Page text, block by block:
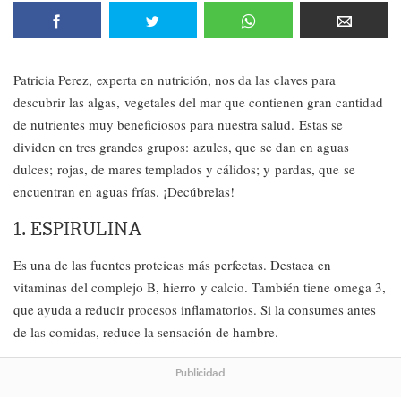
Patricia Perez, experta en nutrición, nos da las claves para
descubrir las algas, vegetales del mar que contienen gran cantidad
de nutrientes muy beneficiosos para nuestra salud. Estas se
dividen en tres grandes grupos: azules, que se dan en aguas
dulces; rojas, de mares templados y cálidos; y pardas, que se
encuentran en aguas frías. ¡Decúbrelas!
1. ESPIRULINA
Es una de las fuentes proteicas más perfectas. Destaca en
vitaminas del complejo B, hierro y calcio. También tiene omega 3,
que ayuda a reducir procesos inflamatorios. Si la consumes antes
de las comidas, reduce la sensación de hambre.
Publicidad